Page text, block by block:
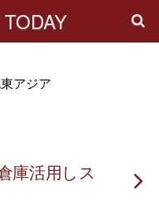
アジア
庫活用しス